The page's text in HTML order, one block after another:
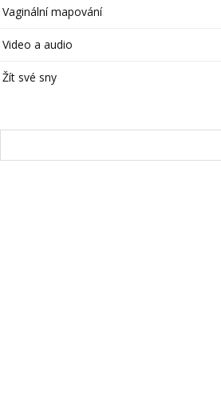
Vaginální mapování
Video a audio
Žít své sny